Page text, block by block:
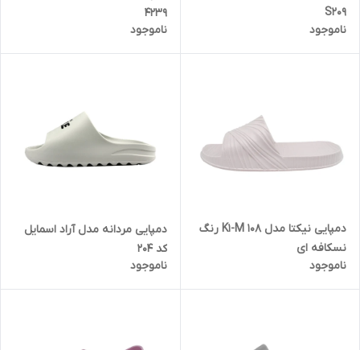
S209
ناموجود
4239
ناموجود
دمپایی نیکتا مدل K1-M 108 رنگ
نسکافه ای
ناموجود
دمپایی مردانه مدل آراد اسمایل
کد 204
ناموجود